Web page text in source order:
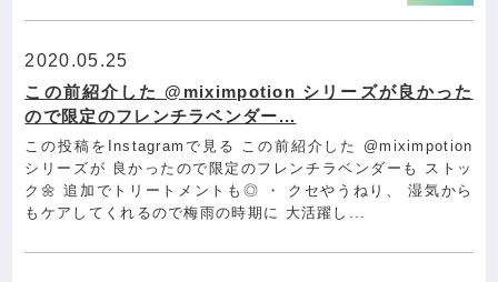
2020.05.25
この前紹介した @miximpotion シリーズが良かった
ので限定のフレンチラベンダー...
この投稿をInstagramで見る この前紹介した @miximpotion
シリーズが 良かったので限定のフレンチラベンダーも ストッ
ク🌼 追加でトリートメントも◎ ・ クセやうねり、 湿気から
もケアしてくれるので梅雨の時期に 大活躍し...